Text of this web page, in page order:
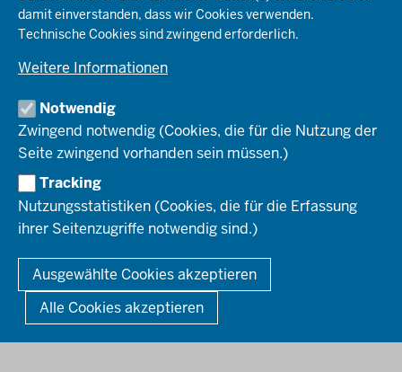
damit einverstanden, dass wir Cookies verwenden.
Technische Cookies sind zwingend erforderlich.
Weitere Informationen
Notwendig
Zwingend notwendig (Cookies, die für die Nutzung der
Seite zwingend vorhanden sein müssen.)
Tracking
Nutzungsstatistiken (Cookies, die für die Erfassung
ihrer Seitenzugriffe notwendig sind.)
Ausgewählte Cookies akzeptieren
Alle Cookies akzeptieren
Planen & Bauen
Schule & Bildung
Umwelt & Natur
Behördenleitung
Die Bezirksregierung
Organisationsplan
Institutionen
Arbeitgeberprofil
Stellenangebote
Ausbildung
PRESSE
Pressefotos
Social-Media-Kanäle
REGIONALRAT DÜSSELDORF
SERVICES
Bekanntmachungen
Förderprogramme
Kontakt
Mediathek
So finden Sie uns
Anerkennung von Bildungsnachweisen
Offenlagen
HOTLINE
© 2026 Bezirksregierung Düsseldorf
Fußzeile
DATENSCHUTZ BARRIEREFREIHEIT
IMPRESSUM
KONTAKT